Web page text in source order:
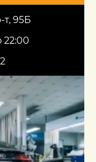
95Б
22:00